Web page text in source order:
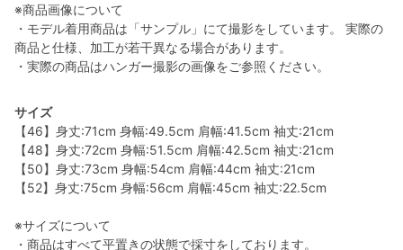
※商品画像について
・モデル着用商品は「サンプル」にて撮影をしています。 実際の
商品と仕様、加工が若干異なる場合があります。
・実際の商品はハンガー撮影の画像をご参照ください。
サイズ
【46】身丈:71cm 身幅:49.5cm 肩幅:41.5cm 袖丈:21cm
【48】身丈:72cm 身幅:51.5cm 肩幅:42.5cm 袖丈:21cm
【50】身丈:73cm 身幅:54cm 肩幅:44cm 袖丈:21cm
【52】身丈:75cm 身幅:56cm 肩幅:45cm 袖丈:22.5cm
※サイズについて
・商品はすべて平置きの状態で採寸をしております。